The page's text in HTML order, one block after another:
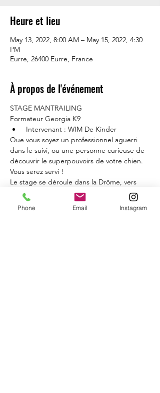
Heure et lieu
May 13, 2022, 8:00 AM – May 15, 2022, 4:30
PM
Eurre, 26400 Eurre, France
À propos de l'événement
STAGE MANTRAILING
Formateur Georgia K9
Intervenant : WIM De Kinder
Que vous soyez un professionnel aguerri
dans le suivi, ou une personne curieuse de
découvrir le superpouvoirs de votre chien.
Vous serez servi !
Le stage se déroule dans la Drôme, vers
Eurre (26400).
En lire plus >
Phone Email Instagram